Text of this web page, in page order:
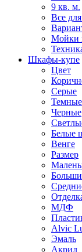
9 кв. м.
Все
Мойки
Шкафы-купе
Цвет
Серые
Темные
Черные
Белые
Венге
Размер
МДФ
Alvic
Эмаль
Акрил